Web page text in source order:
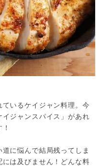
いるケイジャン料理。今
ジャンスパイス」があれ
に悩んで結局残ってしま
は及びません！どんな料